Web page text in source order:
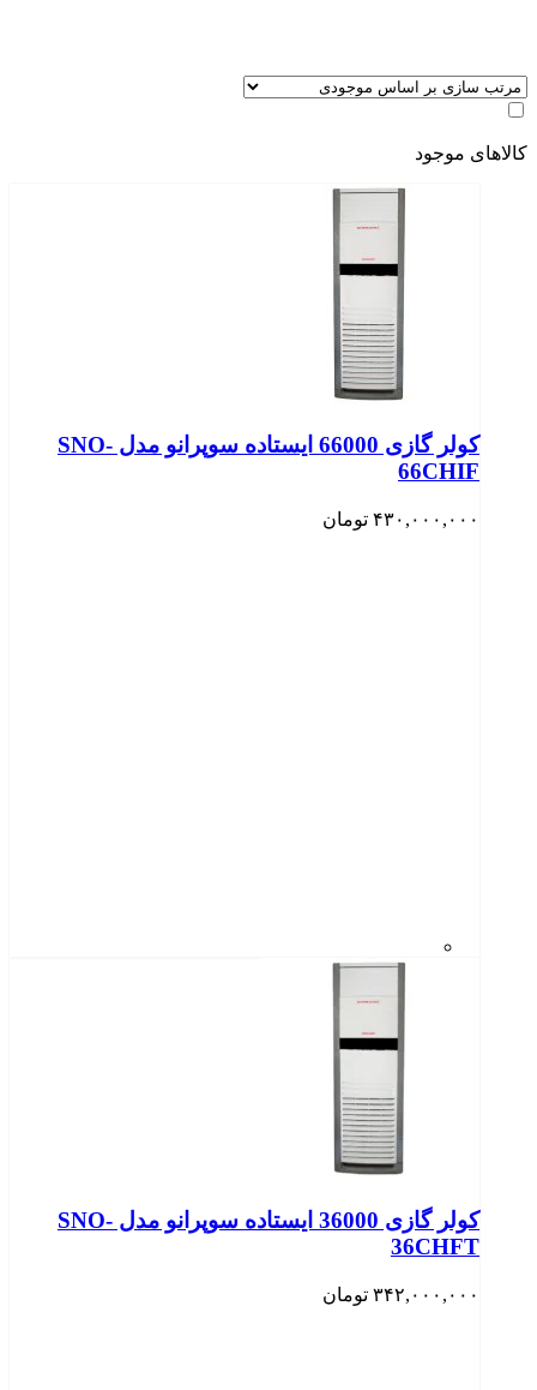
کالاهای موجود
کولر گازی 66000 ایستاده سوپرانو مدل SNO-
66CHIF
۴۳۰,۰۰۰,۰۰۰ تومان
کولر گازی 36000 ایستاده سوپرانو مدل SNO-
36CHFT
۳۴۲,۰۰۰,۰۰۰ تومان